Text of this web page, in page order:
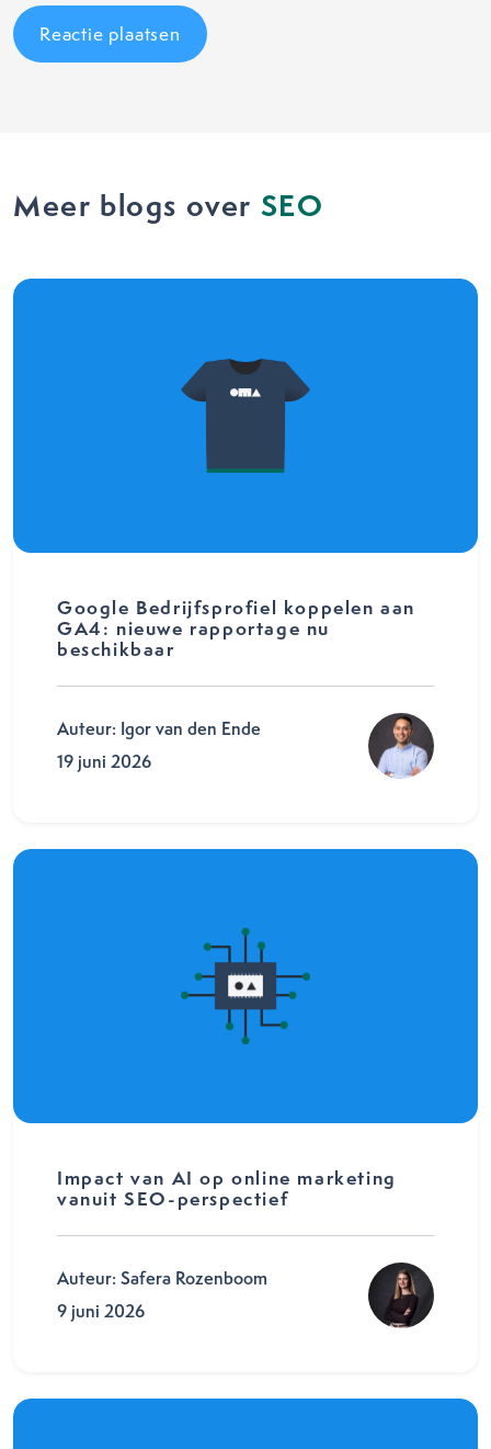
Meer blogs over SEO
Google Bedrijfsprofiel koppelen aan
GA4: nieuwe rapportage nu
beschikbaar
Auteur: Igor van den Ende
19 juni 2026
Impact van AI op online marketing
vanuit SEO-perspectief
Auteur: Safera Rozenboom
9 juni 2026